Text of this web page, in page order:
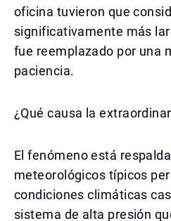
oficina tuvieron que
significativamente más
fue reemplazado por una
paciencia.
¿Qué causa la
El fenómeno está
meteorológicos típicos
condiciones climáticas
sistema de alta presión